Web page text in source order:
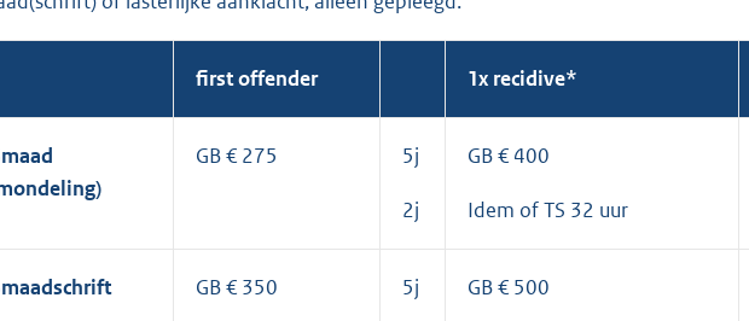
first offender 1x recidive*
GB € 275 5j
2j
GB € 400
Idem of TS 32 uur
GB € 350 5j GB € 500